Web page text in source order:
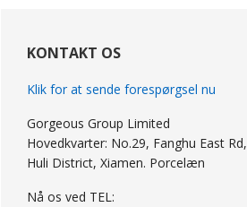
Sidebar
KONTAKT OS
Klik for at sende forespørgsel nu
Gorgeous Group Limited
Hovedkvarter: No.29, Fanghu East Rd,
Huli District, Xiamen. Porcelæn
Nå os ved TEL: